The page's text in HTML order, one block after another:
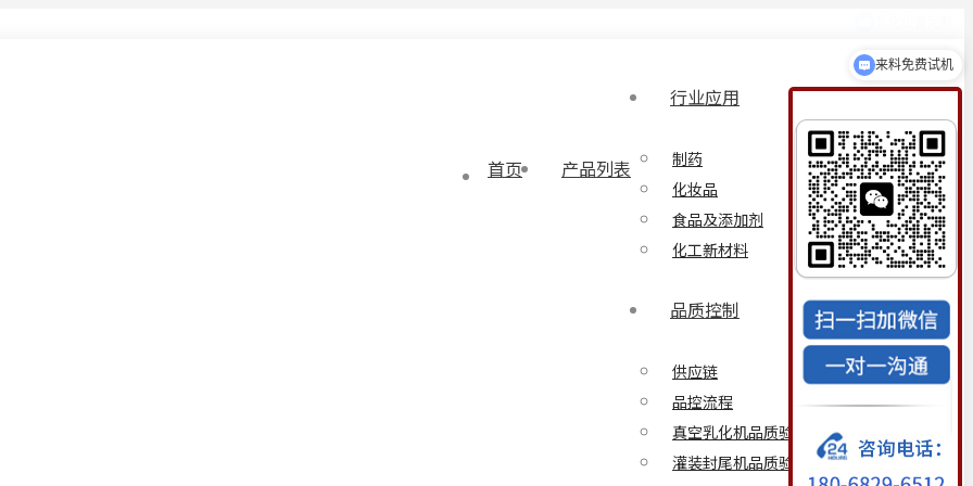
首页 产品列表
行业应用
制药
化妆品
食品及添加剂
化工新材料
品质控制
供应链
品控流程
真空乳化机品质验证方案
灌装封尾机品质验证方案
来料免费试机